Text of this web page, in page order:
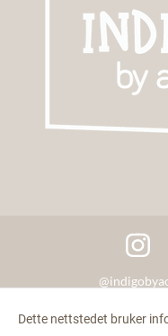
Dette nettstedet bruker